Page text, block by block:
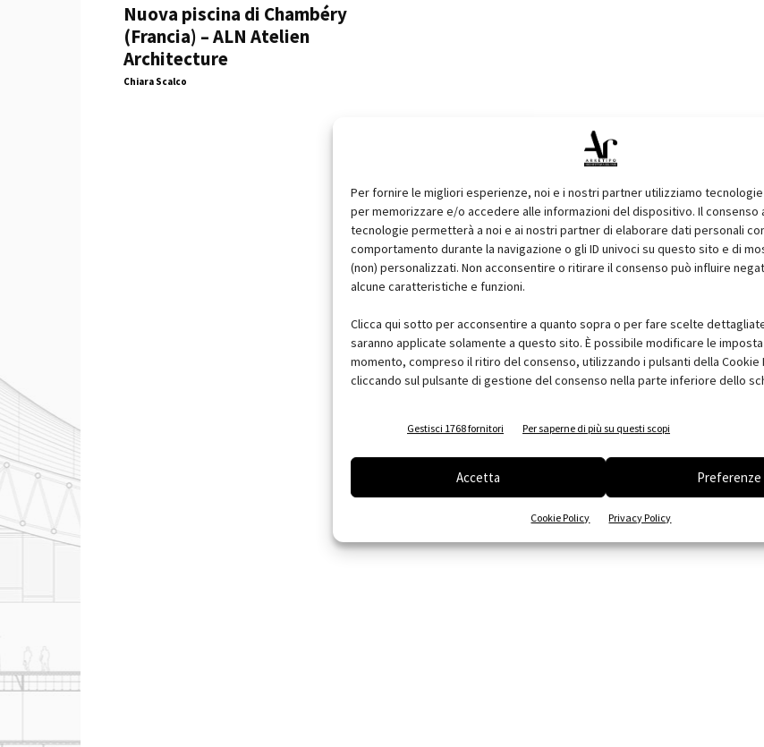
Per fornire le migliori esperienze, noi e i nostri partner utilizziamo
per memorizzare e/o accedere alle informazioni del dispositivo. Il consenso
tecnologie permetterà a noi e ai nostri partner di elaborare dati personali
comportamento durante la navigazione o gli ID univoci su questo sito e di
(non) personalizzati. Non acconsentire o ritirare il consenso può influire
alcune caratteristiche e funzioni.
Clicca qui sotto per acconsentire a quanto sopra o per fare scelte
saranno applicate solamente a questo sito. È possibile modificare le
momento, compreso il ritiro del consenso, utilizzando i pulsanti della Cookie
cliccando sul pulsante di gestione del consenso nella parte inferiore dello
Gestisci 1768 fornitori Per saperne di più su questi scopi
Accetta Preferenze
Cookie Policy Privacy Policy
Nuova piscina di Chambéry
(Francia) – ALN Atelien
Architecture
Chiara Scalco